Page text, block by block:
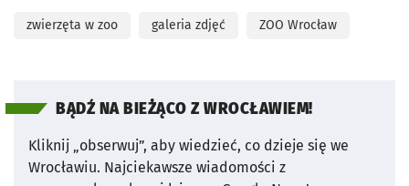
zwierzęta w zoo galeria zdjęć ZOO Wrocław
BĄDŹ NA BIEŻĄCO Z WROCŁAWIEM!
Kliknij „obserwuj”, aby wiedzieć, co dzieje się we
Wrocławiu. Najciekawsze wiadomości z